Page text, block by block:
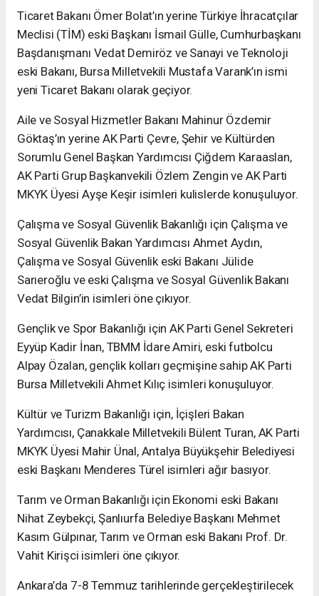
Ticaret Bakanı Ömer Bolat’ın yerine Türkiye İhracatçılar
Meclisi (TİM) eski Başkanı İsmail Gülle, Cumhurbaşkanı
Başdanışmanı Vedat Demiröz ve Sanayi ve Teknoloji
eski Bakanı, Bursa Milletvekili Mustafa Varank’ın ismi
yeni Ticaret Bakanı olarak geçiyor.
Aile ve Sosyal Hizmetler Bakanı Mahinur Özdemir
Göktaş’ın yerine AK Parti Çevre, Şehir ve Kültürden
Sorumlu Genel Başkan Yardımcısı Çiğdem Karaaslan,
AK Parti Grup Başkanvekili Özlem Zengin ve AK Parti
MKYK Üyesi Ayşe Keşir isimleri kulislerde konuşuluyor.
Çalışma ve Sosyal Güvenlik Bakanlığı için Çalışma ve
Sosyal Güvenlik Bakan Yardımcısı Ahmet Aydın,
Çalışma ve Sosyal Güvenlik eski Bakanı Jülide
Sarıeroğlu ve eski Çalışma ve Sosyal Güvenlik Bakanı
Vedat Bilgin’in isimleri öne çıkıyor.
Gençlik ve Spor Bakanlığı için AK Parti Genel Sekreteri
Eyyüp Kadir İnan, TBMM İdare Amiri, eski futbolcu
Alpay Özalan, gençlik kolları geçmişine sahip AK Parti
Bursa Milletvekili Ahmet Kılıç isimleri konuşuluyor.
Kültür ve Turizm Bakanlığı için, İçişleri Bakan
Yardımcısı, Çanakkale Milletvekili Bülent Turan, AK Parti
MKYK Üyesi Mahir Ünal, Antalya Büyükşehir Belediyesi
eski Başkanı Menderes Türel isimleri ağır basıyor.
Tarım ve Orman Bakanlığı için Ekonomi eski Bakanı
Nihat Zeybekçi, Şanlıurfa Belediye Başkanı Mehmet
Kasım Gülpınar, Tarım ve Orman eski Bakanı Prof. Dr.
Vahit Kirişci isimleri öne çıkıyor.
Ankara’da 7-8 Temmuz tarihlerinde gerçekleştirilecek